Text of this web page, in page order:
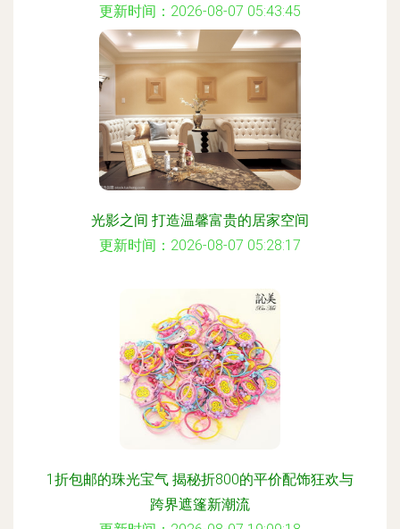
更新时间：2026-08-07 05:43:45
光影之间 打造温馨富贵的居家空间
更新时间：2026-08-07 05:28:17
1折包邮的珠光宝气 揭秘折800的平价配饰狂欢与
跨界遮篷新潮流